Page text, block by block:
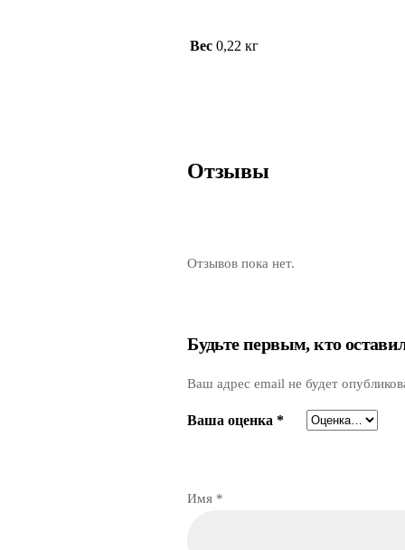
Вес 0,22 кг
Отзывы
Отзывов пока нет.
Будьте первым, кто
Ваш адрес email не будет
Имя *
Ваша оценка*